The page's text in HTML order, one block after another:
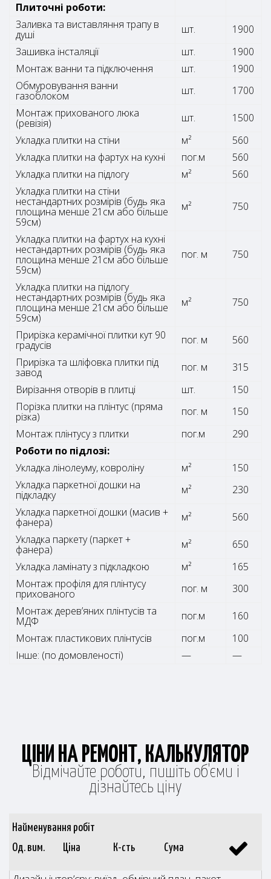
Плиточні роботи:
Заливка та виставляння трапу в
душі шт.
1900
Зашивка інсталяції
шт.
1900
Монтаж ванни та підключення
шт.
1900
Обмуровування ванни
газоблоком шт.
1700
Монтаж прихованого люка
(ревізія) шт.
1500
Укладка плитки на стіни
м²
560
Укладка плитки на фартух на кухні
пог.м
560
Укладка плитки на підлогу
м²
560
Укладка плитки на стіни
нестандартних розмірів (будь яка
площина менше 21см або більше
59см)
м² 750
Укладка плитки на фартух на кухні
нестандартних розмірів (будь яка
площина менше 21см або більше
59см)
пог. м 750
Укладка плитки на підлогу
нестандартних розмірів (будь яка
площина менше 21см або більше
59см)
м² 750
Прирізка керамічної плитки кут 90
градусів пог. м
560
Прирізка та шліфовка плитки під
завод пог. м
315
Вирізання отворів в плитці
шт.
150
Порізка плитки на плінтус (пряма
різка) пог. м
150
Монтаж плінтусу з плитки
пог.м
290
Роботи по підлозі:
Укладка лінолеуму, ковроліну
м²
150
Укладка паркетної дошки на
підкладку м²
230
Укладка паркетної дошки (масив +
фанера) м²
560
Укладка паркету (паркет +
фанера) м²
650
Укладка ламінату з підкладкою
м²
165
Монтаж профіля для плінтусу
прихованого пог. м
300
Монтаж дерев’яних плінтусів та
МДФ пог.м
160
Монтаж пластикових плінтусів
пог.м
100
Інше: (по домовленості)
— —
ЦІНИ НА РЕМОНТ, КАЛЬКУЛЯТОР
Відмічайте роботи, пишіть об'єми і
дізнайтесь ціну
Найменування робіт
Од. вим.
Ціна К-сть Сума